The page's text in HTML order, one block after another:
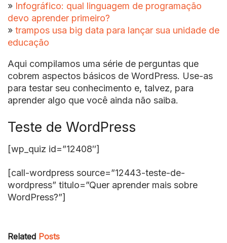
» Infográfico: qual linguagem de programação
devo aprender primeiro?
» trampos usa big data para lançar sua unidade de
educação
Aqui compilamos uma série de perguntas que
cobrem aspectos básicos de WordPress. Use-as
para testar seu conhecimento e, talvez, para
aprender algo que você ainda não saiba.
Teste de WordPress
[wp_quiz id=”12408″]
[call-wordpress source=”12443-teste-de-
wordpress” titulo=”Quer aprender mais sobre
WordPress?”]
Related Posts